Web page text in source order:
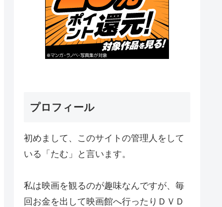
プロフィール
初めまして、このサイトの管理人をして
いる「たむ」と言います。
私は映画を観るのが趣味なんですが、毎
回お金を出して映画館へ行ったりＤＶＤ